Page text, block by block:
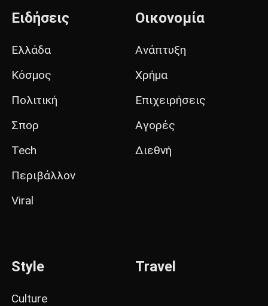
Ειδήσεις
Ελλάδα
Κόσμος
Πολιτική
Σπορ
Tech
Περιβάλλον
Viral
Οικονομία
Ανάπτυξη
Χρήμα
Επιχειρήσεις
Αγορές
Διεθνή
Style
Culture
Travel